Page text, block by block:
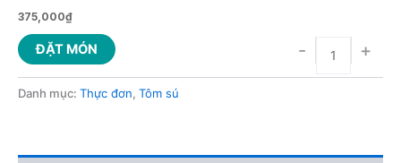
375,000₫
- +
ĐẶT MÓN
Danh mục: Thực đơn, Tôm sú